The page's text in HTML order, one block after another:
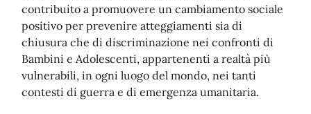
contribuito a promuovere un cambiamento sociale
positivo per prevenire atteggiamenti sia di
chiusura che di discriminazione nei confronti di
Bambini e Adolescenti, appartenenti a realtà più
vulnerabili, in ogni luogo del mondo, nei tanti
contesti di guerra e di emergenza umanitaria.